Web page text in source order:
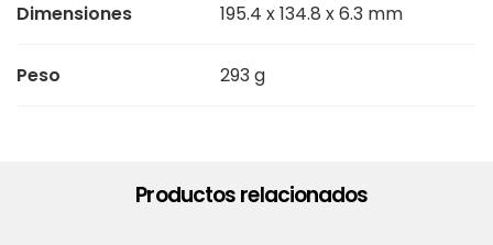
Dimensiones 195.4 x 134.8 x 6.3 mm
Peso 293 g
Productos relacionados